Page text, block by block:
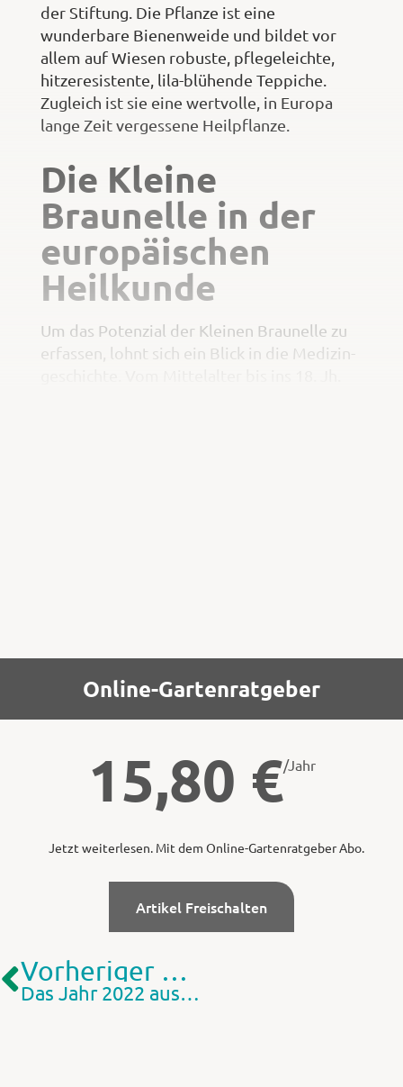
der Stiftung. Die Pflanze ist eine
wunderbare Bienenweide und bildet vor
allem auf Wiesen robuste, pflegeleichte,
hitzeresistente, lila-blühende Teppiche.
Zugleich ist sie eine wertvolle, in Europa
lange Zeit vergessene Heilpflanze.
Die Kleine
Braunelle in der
europäischen
Heilkunde
Um das Potenzial der Kleinen Braunelle zu
erfassen, lohnt sich ein Blick in die Medizin-
Online-Gartenratgeber
15,80 €/Jahr
Jetzt weiterlesen. Mit dem Online-Gartenratgeber Abo.
Artikel Freischalten
Vorheriger Artikel
Das Jahr 2022 aus Sicht des Pflanzenschutzes